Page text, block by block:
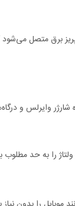
برق متصل می‌شود